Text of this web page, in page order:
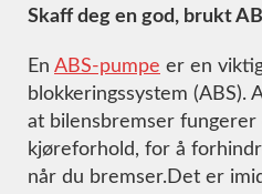
Skaff deg en god, brukt
En ABS-pumpe er en
blokkeringssystem (ABS).
at bilensbremser
kjøreforhold, for å
når du bremser.Det er